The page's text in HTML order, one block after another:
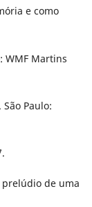
e como
WMF Martins
Paulo:
prelúdio de uma